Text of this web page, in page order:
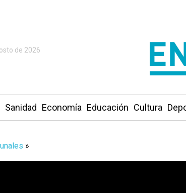
de 2026
Sanidad Economía Educación Cultura
»